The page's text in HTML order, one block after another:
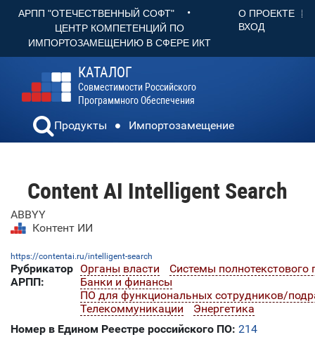
АРПП "ОТЕЧЕСТВЕННЫЙ СОФТ" •
ЦЕНТР КОМПЕТЕНЦИЙ ПО
ИМПОРТОЗАМЕЩЕНИЮ В СФЕРЕ ИКТ
О ПРОЕКТЕ
ВХОД
КАТАЛОГ
Совместимости Российского
Программного Обеспечения
Продукты Импортозамещение
Content AI Intelligent Search
ABBYY
Контент ИИ
https://contentai.ru/intelligent-search
Рубрикатор
АРПП:
Органы власти
Системы полнотекстового
Банки и финансы
ПО для функциональных сотрудников/
Телекоммуникации
Энергетика
Номер в Едином Реестре российского ПО: 214